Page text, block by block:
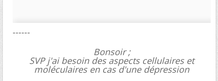
------
Bonsoir ;
SVP j'ai besoin des aspects cellulaires et
moléculaires en cas d'une dépression